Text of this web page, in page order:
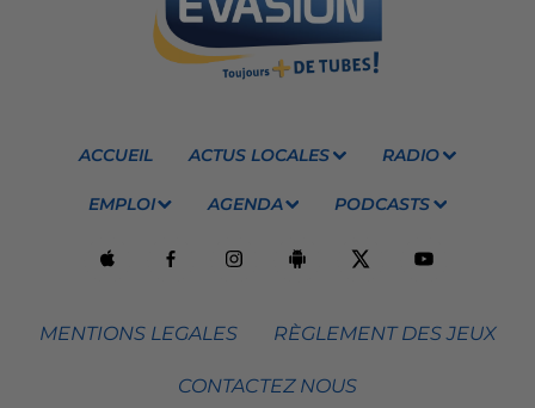
ACCUEIL ACTUS LOCALES RADIO
EMPLOI AGENDA PODCASTS
MENTIONS LEGALES RÈGLEMENT DES JEUX
CONTACTEZ NOUS